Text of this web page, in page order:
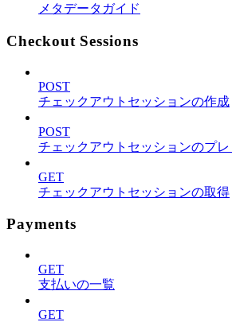
メタデータガイド
Checkout Sessions
POST
チェックアウトセッションの作成
POST
チェックアウトセッションのプレ
GET
チェックアウトセッションの取得
Payments
GET
支払いの一覧
GET